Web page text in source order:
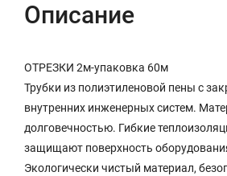
Описание
ОТРЕЗКИ 2м-упаковка 60м
Трубки из полиэтиленовой пены с
внутренних инженерных систем.
долговечностью. Гибкие
защищают поверхность
Экологически чистый материал,